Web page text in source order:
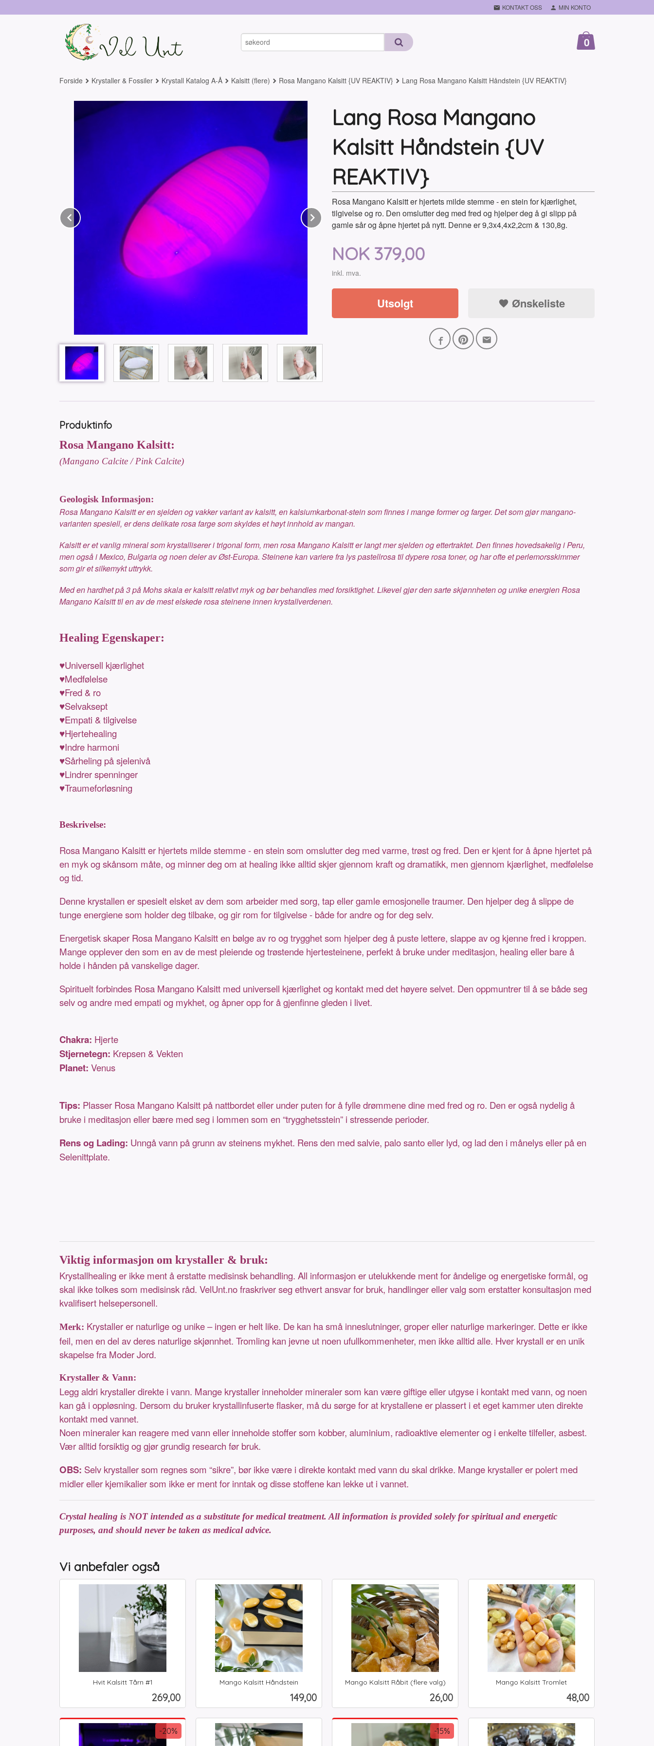
til
KONTAKT OSS MIN KONTO
0
Forside Krystaller & Fossiler Krystall Katalog A-Å Kalsitt (flere) Rosa Mangano Kalsitt {UV REAKTIV} Lang Rosa Mangano Kalsitt Håndstein {UV REAKTIV}
Prev Next
Lang Rosa Mangano
Kalsitt Håndstein {UV
REAKTIV}
Rosa Mangano Kalsitt er hjertets milde stemme - en stein for kjærlighet,
tilgivelse og ro. Den omslutter deg med fred og hjelper deg å gi slipp på
gamle sår og åpne hjertet på nytt. Denne er 9,3x4,4x2,2cm & 130,8g.
Pris
NOK 379,00
inkl. mva.
Utsolgt Ønskeliste
Produktinfo
Rosa Mangano Kalsitt:
(Mangano Calcite / Pink Calcite)
Geologisk Informasjon:
Rosa Mangano Kalsitt er en sjelden og vakker variant av kalsitt, en kalsiumkarbonat-stein som finnes i mange former og farger. Det som gjør mangano-
varianten spesiell, er dens delikate rosa farge som skyldes et høyt innhold av mangan.
Kalsitt er et vanlig mineral som krystalliserer i trigonal form, men rosa Mangano Kalsitt er langt mer sjelden og ettertraktet. Den finnes hovedsakelig i Peru,
men også i Mexico, Bulgaria og noen deler av Øst-Europa. Steinene kan variere fra lys pastellrosa til dypere rosa toner, og har ofte et perlemorsskimmer
som gir et silkemykt uttrykk.
Med en hardhet på 3 på Mohs skala er kalsitt relativt myk og bør behandles med forsiktighet. Likevel gjør den sarte skjønnheten og unike energien Rosa
Mangano Kalsitt til en av de mest elskede rosa steinene innen krystallverdenen.
Healing Egenskaper:
♥Universell kjærlighet
♥Medfølelse
♥Fred & ro
♥Selvaksept
♥Empati & tilgivelse
♥Hjertehealing
♥Indre harmoni
♥Sårheling på sjelenivå
♥Lindrer spenninger
♥Traumeforløsning
Beskrivelse:
Rosa Mangano Kalsitt er hjertets milde stemme - en stein som omslutter deg med varme, trøst og fred. Den er kjent for å åpne hjertet på
en myk og skånsom måte, og minner deg om at healing ikke alltid skjer gjennom kraft og dramatikk, men gjennom kjærlighet, medfølelse
og tid.
Denne krystallen er spesielt elsket av dem som arbeider med sorg, tap eller gamle emosjonelle traumer. Den hjelper deg å slippe de
tunge energiene som holder deg tilbake, og gir rom for tilgivelse - både for andre og for deg selv.
Energetisk skaper Rosa Mangano Kalsitt en bølge av ro og trygghet som hjelper deg å puste lettere, slappe av og kjenne fred i kroppen.
Mange opplever den som en av de mest pleiende og trøstende hjertesteinene, perfekt å bruke under meditasjon, healing eller bare å
holde i hånden på vanskelige dager.
Spirituelt forbindes Rosa Mangano Kalsitt med universell kjærlighet og kontakt med det høyere selvet. Den oppmuntrer til å se både seg
selv og andre med empati og mykhet, og åpner opp for å gjenfinne gleden i livet.
Chakra: Hjerte
Stjernetegn: Krepsen & Vekten
Planet: Venus
Tips: Plasser Rosa Mangano Kalsitt på nattbordet eller under puten for å fylle drømmene dine med fred og ro. Den er også nydelig å
bruke i meditasjon eller bære med seg i lommen som en “trygghetsstein” i stressende perioder.
Rens og Lading: Unngå vann på grunn av steinens mykhet. Rens den med salvie, palo santo eller lyd, og lad den i månelys eller på en
Selenittplate.
Viktig informasjon om krystaller & bruk:
Krystallhealing er ikke ment å erstatte medisinsk behandling. All informasjon er utelukkende ment for åndelige og energetiske formål, og
skal ikke tolkes som medisinsk råd. VelUnt.no fraskriver seg ethvert ansvar for bruk, handlinger eller valg som erstatter konsultasjon med
kvalifisert helsepersonell.
Merk: Krystaller er naturlige og unike – ingen er helt like. De kan ha små inneslutninger, groper eller naturlige markeringer. Dette er ikke
feil, men en del av deres naturlige skjønnhet. Tromling kan jevne ut noen ufullkommenheter, men ikke alltid alle. Hver krystall er en unik
skapelse fra Moder Jord.
Krystaller & Vann:
Legg aldri krystaller direkte i vann. Mange krystaller inneholder mineraler som kan være giftige eller utgyse i kontakt med vann, og noen
kan gå i oppløsning. Dersom du bruker krystallinfuserte flasker, må du sørge for at krystallene er plassert i et eget kammer uten direkte
kontakt med vannet.
Noen mineraler kan reagere med vann eller inneholde stoffer som kobber, aluminium, radioaktive elementer og i enkelte tilfeller, asbest.
Vær alltid forsiktig og gjør grundig research før bruk.
OBS: Selv krystaller som regnes som “sikre”, bør ikke være i direkte kontakt med vann du skal drikke. Mange krystaller er polert med
midler eller kjemikalier som ikke er ment for inntak og disse stoffene kan lekke ut i vannet.
Crystal healing is NOT intended as a substitute for medical treatment. All information is provided solely for spiritual and energetic
purposes, and should never be taken as medical advice.
Vi anbefaler også
Hvit Kalsitt Tårn #1
Pris
269,00
Kjøp
Mango Kalsitt Håndstein
Pris
149,00
Kjøp
Mango Kalsitt Råbit (flere valg)
Pris
26,00
Les mer
Mango Kalsitt Tromlet
Pris
48,00
Kjøp
-20% -15%